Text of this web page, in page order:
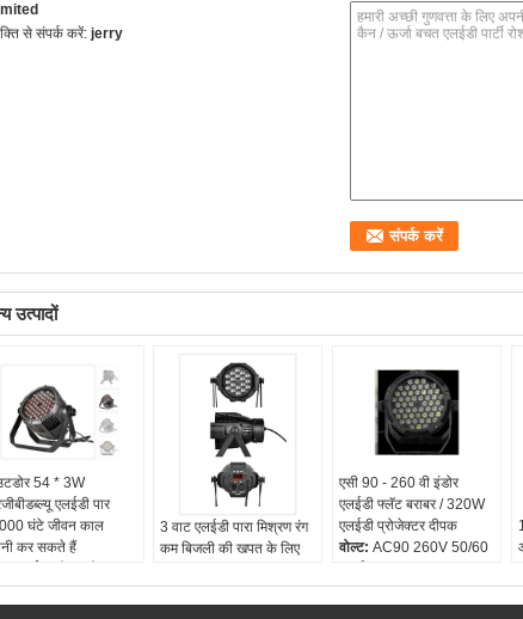
से संपर्क करें: jerry
उत्पादों
54 * 3W
एलईडी पार
घंटे जीवन काल
कर सकते हैं
दर्ज़ा:IP65
3 वाट एलईडी पारा मिश्रण रंग
कम बिजली की खपत के लिए
एसी 90 - 260 वी इंडोर
एलईडी फ्लॅट बराबर / 320W
एलईडी प्रोजेक्टर दीपक
वोल्ट: AC90 260V 50/60
नियंत्रण चैनल::DMX512,